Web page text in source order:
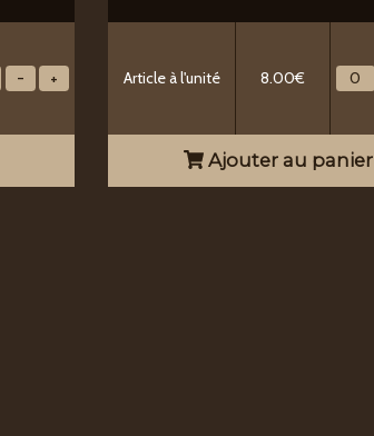
Article à l'unité 8.00€
Ajouter au panier